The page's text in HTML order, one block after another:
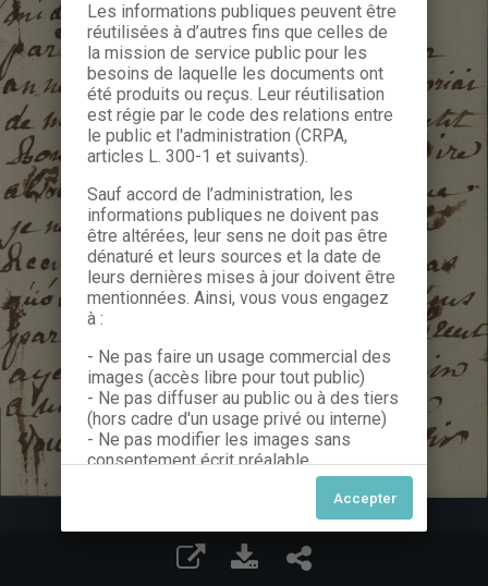
Les informations publiques peuvent être
réutilisées à d’autres fins que celles de
la mission de service public pour les
besoins de laquelle les documents ont
été produits ou reçus. Leur réutilisation
est régie par le code des relations entre
le public et l'administration (CRPA,
articles L. 300-1 et suivants).
Sauf accord de l’administration, les
informations publiques ne doivent pas
être altérées, leur sens ne doit pas être
dénaturé et leurs sources et la date de
leurs dernières mises à jour doivent être
mentionnées. Ainsi, vous vous engagez
à :
- Ne pas faire un usage commercial des
images (accès libre pour tout public)
- Ne pas diffuser au public ou à des tiers
(hors cadre d'un usage privé ou interne)
- Ne pas modifier les images sans
consentement écrit préalable
Dans le cas contraire, nous vous invitons
à nous contacter afin de solliciter le type
de Licence souhaitée parmi celles
proposées et le cas échéant, acquitter